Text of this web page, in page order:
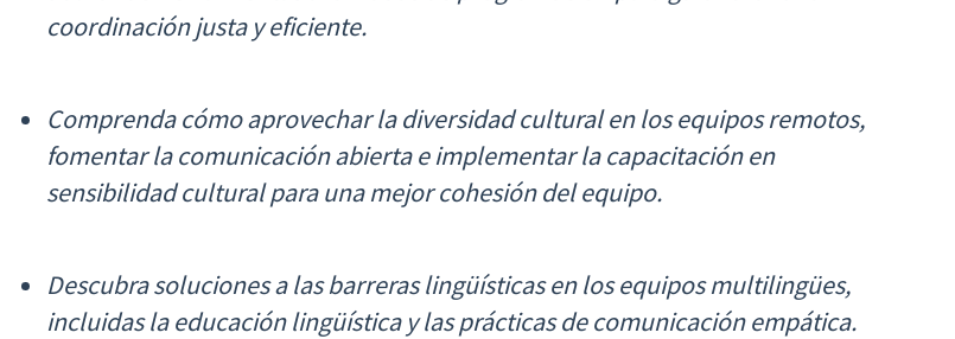
coordinación justa y eficiente.
Comprenda cómo aprovechar la diversidad cultural en los equipos remotos,
fomentar la comunicación abierta e implementar la capacitación en
sensibilidad cultural para una mejor cohesión del equipo.
Descubra soluciones a las barreras lingüísticas en los equipos multilingües,
incluidas la educación lingüística y las prácticas de comunicación empática.